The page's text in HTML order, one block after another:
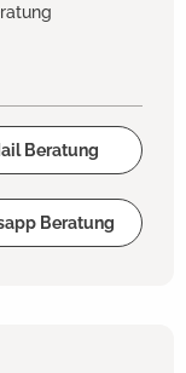
Beratung
Beratung